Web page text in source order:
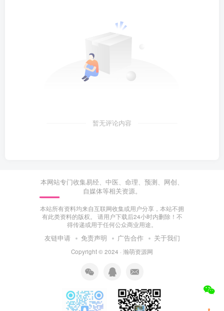
暂无评论内容
本网站专门收集易经、中医、命理、预测、网创、
自媒体等相关资源。
本站所有资料均来自互联网收集或用户分享，本站不拥
有此类资料的版权。 请用户下载后24小时内删除！不
得传递或用于任何公众商业用途。
友链申请 免责声明 广告合作 关于我们
Copyright © 2024 · 瀚萌资源网